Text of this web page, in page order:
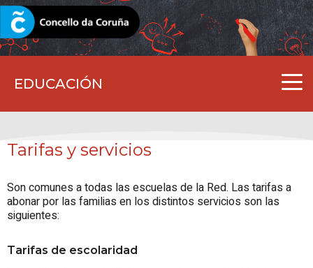
EDUCACIÓN
CORUNA.GAL
Tarifas y servicios
Son comunes a todas las escuelas de la Red. Las tarifas a
abonar por las familias en los distintos servicios son las
siguientes:
Tarifas de escolaridad